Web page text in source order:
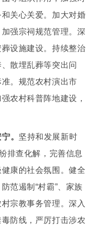
关心关爱。加大对婚
强宗祠规范管理。深
设施建设。持续整治
散埋乱葬等突出问
。规范农村演出市
农村科普阵地建设，
。 坚持和发展新时
排查化解，完善信息
康的社会氛围。健全
范遏制“村霸”、家族
宗教事务管理。深入
防线，严厉打击涉农